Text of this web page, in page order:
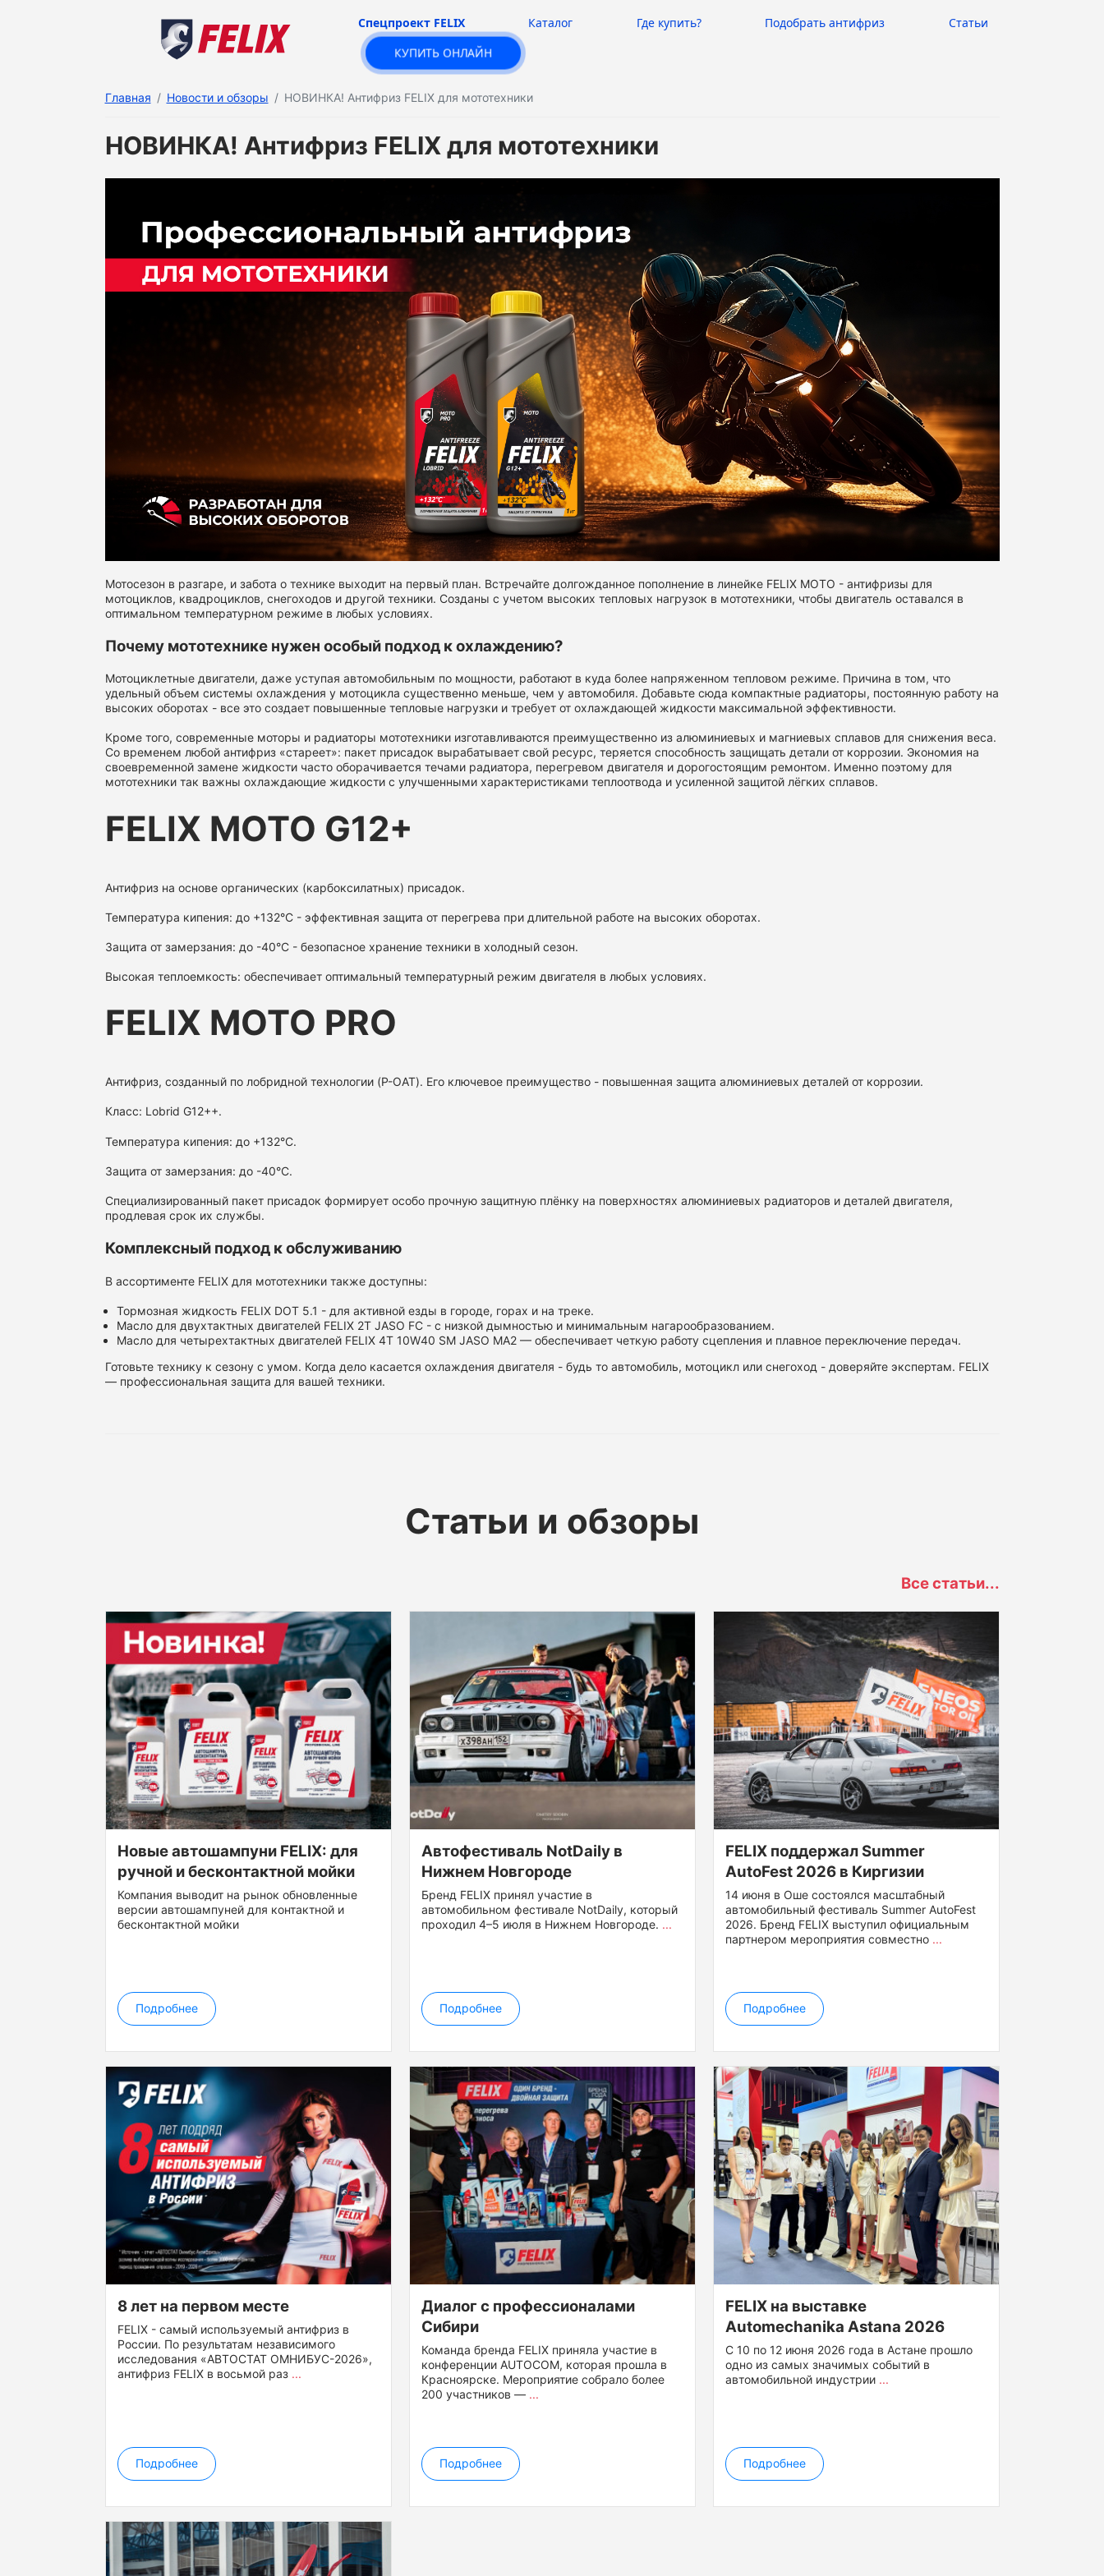
Спецпроект FELIX Каталог Где купить? Подобрать антифриз Статьи
КУПИТЬ ОНЛАЙН
Главная Новости и обзоры НОВИНКА! Антифриз FELIX для мототехники
НОВИНКА! Антифриз FELIX для мототехники
Мотосезон в разгаре, и забота о технике выходит на первый план. Встречайте долгожданное пополнение в линейке FELIX MOTO - антифризы для
мотоциклов, квадроциклов, снегоходов и другой техники. Созданы с учетом высоких тепловых нагрузок в мототехники, чтобы двигатель оставался в
оптимальном температурном режиме в любых условиях.
Почему мототехнике нужен особый подход к охлаждению?
Мотоциклетные двигатели, даже уступая автомобильным по мощности, работают в куда более напряженном тепловом режиме. Причина в том, что
удельный объем системы охлаждения у мотоцикла существенно меньше, чем у автомобиля. Добавьте сюда компактные радиаторы, постоянную работу на
высоких оборотах - все это создает повышенные тепловые нагрузки и требует от охлаждающей жидкости максимальной эффективности.
Кроме того, современные моторы и радиаторы мототехники изготавливаются преимущественно из алюминиевых и магниевых сплавов для снижения веса.
Со временем любой антифриз «стареет»: пакет присадок вырабатывает свой ресурс, теряется способность защищать детали от коррозии. Экономия на
своевременной замене жидкости часто оборачивается течами радиатора, перегревом двигателя и дорогостоящим ремонтом. Именно поэтому для
мототехники так важны охлаждающие жидкости с улучшенными характеристиками теплоотвода и усиленной защитой лёгких сплавов.
FELIX MOTO G12+
Антифриз на основе органических (карбоксилатных) присадок.
Температура кипения: до +132°C - эффективная защита от перегрева при длительной работе на высоких оборотах.
Защита от замерзания: до -40°C - безопасное хранение техники в холодный сезон.
Высокая теплоемкость: обеспечивает оптимальный температурный режим двигателя в любых условиях.
FELIX MOTO PRO
Антифриз, созданный по лобридной технологии (P-OAT). Его ключевое преимущество - повышенная защита алюминиевых деталей от коррозии.
Класс: Lobrid G12++.
Температура кипения: до +132°C.
Защита от замерзания: до -40°C.
Специализированный пакет присадок формирует особо прочную защитную плёнку на поверхностях алюминиевых радиаторов и деталей двигателя,
продлевая срок их службы.
Комплексный подход к обслуживанию
В ассортименте FELIX для мототехники также доступны:
Тормозная жидкость FELIX DOT 5.1 - для активной езды в городе, горах и на треке.
Масло для двухтактных двигателей FELIX 2T JASO FC - с низкой дымностью и минимальным нагарообразованием.
Масло для четырехтактных двигателей FELIX 4T 10W40 SM JASO MA2 — обеспечивает четкую работу сцепления и плавное переключение передач.
Готовьте технику к сезону с умом. Когда дело касается охлаждения двигателя - будь то автомобиль, мотоцикл или снегоход - доверяйте экспертам. FELIX
— профессиональная защита для вашей техники.
Статьи и обзоры
Все статьи...
Новые автошампуни FELIX: для
ручной и бесконтактной мойки
Компания выводит на рынок обновленные
версии автошампуней для контактной и
бесконтактной мойки
Подробнее
Автофестиваль NotDaily в
Нижнем Новгороде
Бренд FELIX принял участие в
автомобильном фестивале NotDaily, который
проходил 4–5 июля в Нижнем Новгороде. ...
Подробнее
FELIX поддержал Summer
AutoFest 2026 в Киргизии
14 июня в Оше состоялся масштабный
автомобильный фестиваль Summer AutoFest
2026. Бренд FELIX выступил официальным
партнером мероприятия совместно ...
Подробнее
8 лет на первом месте
FELIX - самый используемый антифриз в
России. По результатам независимого
исследования «АВТОСТАТ ОМНИБУС-2026»,
антифриз FELIX в восьмой раз ...
Подробнее
Диалог с профессионалами
Сибири
Команда бренда FELIX приняла участие в
конференции AUTOCOM, которая прошла в
Красноярске. Мероприятие собрало более
200 участников — ...
Подробнее
FELIX на выставке
Automechanika Astana 2026
С 10 по 12 июня 2026 года в Астане прошло
одно из самых значимых событий в
автомобильной индустрии ...
Подробнее